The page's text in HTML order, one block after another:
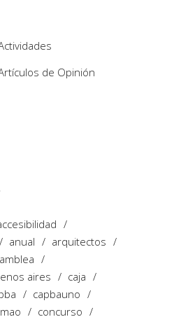
de Opinión
anual
arquitectos
aires
caja
capbauno
concurso